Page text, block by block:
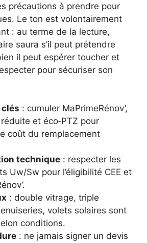
précautions à prendre pour
Le ton est volontairement
: au terme de la lecture,
saura s’il peut prétendre
il peut espérer toucher et
pour sécuriser son
: cumuler MaPrimeRénov’,
réduite et éco‑PTZ pour
coût du remplacement
technique : respecter les
Uw/Sw pour l’éligibilité CEE et
: double vitrage, triple
volets solaires sont
conditions.
: ne jamais signer un devis